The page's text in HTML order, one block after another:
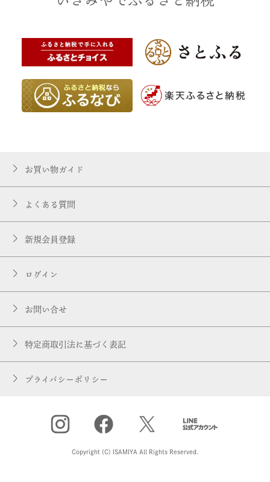
お買い物ガイド
よくある質問
新規会員登録
ログイン
お問い合せ
特定商取引法に基づく表記
プライバシーポリシー
Copyright (C) ISAMIYA All Rights Reserved.